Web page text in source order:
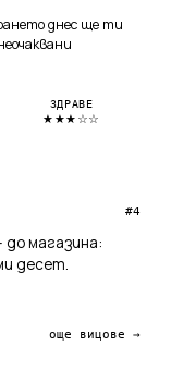
днес ще ти
ЗДРАВЕ
★★★☆☆
#4
магазина:
десет.
още вицове →